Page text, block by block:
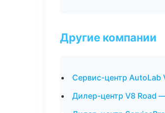
Другие компании
Сервис-центр
Дилер-центр V8 Road